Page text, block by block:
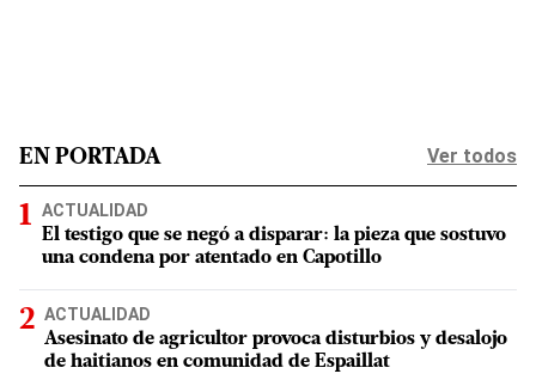
EN PORTADA Ver todos
ACTUALIDAD
El testigo que se negó a disparar: la pieza que sostuvo
una condena por atentado en Capotillo
ACTUALIDAD
Asesinato de agricultor provoca disturbios y desalojo
de haitianos en comunidad de Espaillat